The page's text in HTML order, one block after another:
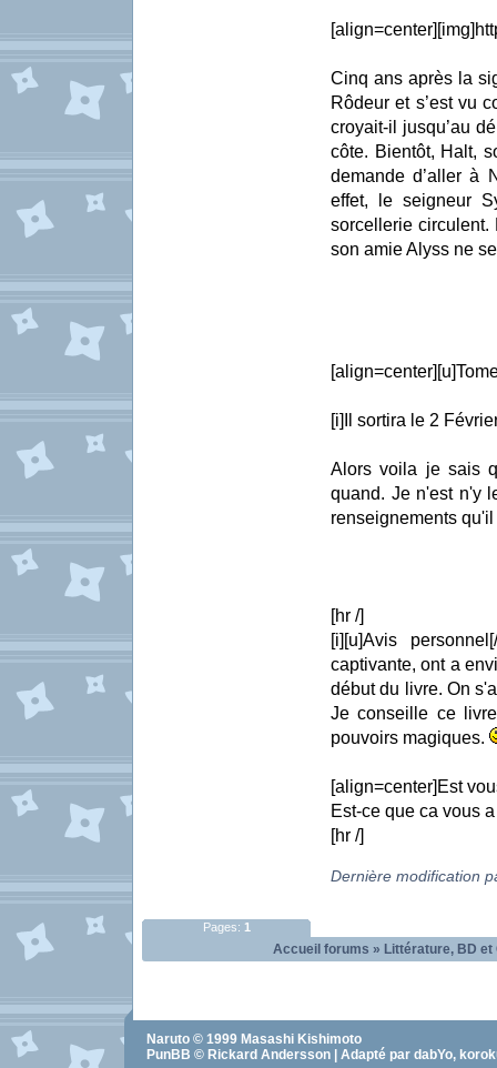
Cinq ans après la
Rôdeur et s’est vu
croyait-il jusqu’au
côte. Bientôt, Halt,
demande d’aller à
effet, le seigneur
sorcellerie circulent.
son amie Alyss ne
[i]Il sortira le 2
Alors voila je sais
quand. Je n'est n'y
renseignements
[hr /]
[i][u]Avis
captivante, ont a
début du livre. On
Je conseille ce
pouvoirs magiques.
[align=center]Est
Est-ce que ca vous
[hr /]
Dernière modification
Pages: 1
Accueil forums » Littérature, BD
Naruto © 1999 Masashi Kishimoto
PunBB © Rickard Andersson | Adapté par dabYo,